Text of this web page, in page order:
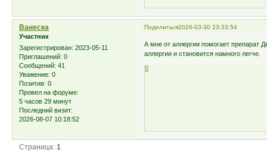
Поделиться2026-03-30 23:33:54
Ванеска
Участник
Зарегистрирован: 2023-05-11
Приглашений: 0
Сообщений: 41
Уважение: 0
Позитив: 0
Провел на форуме:
5 часов 29 минут
Последний визит:
2026-08-07 10:18:52
А мне от аллергии помогает препарат
аллергии и становится намного легче.
0
Страница:1